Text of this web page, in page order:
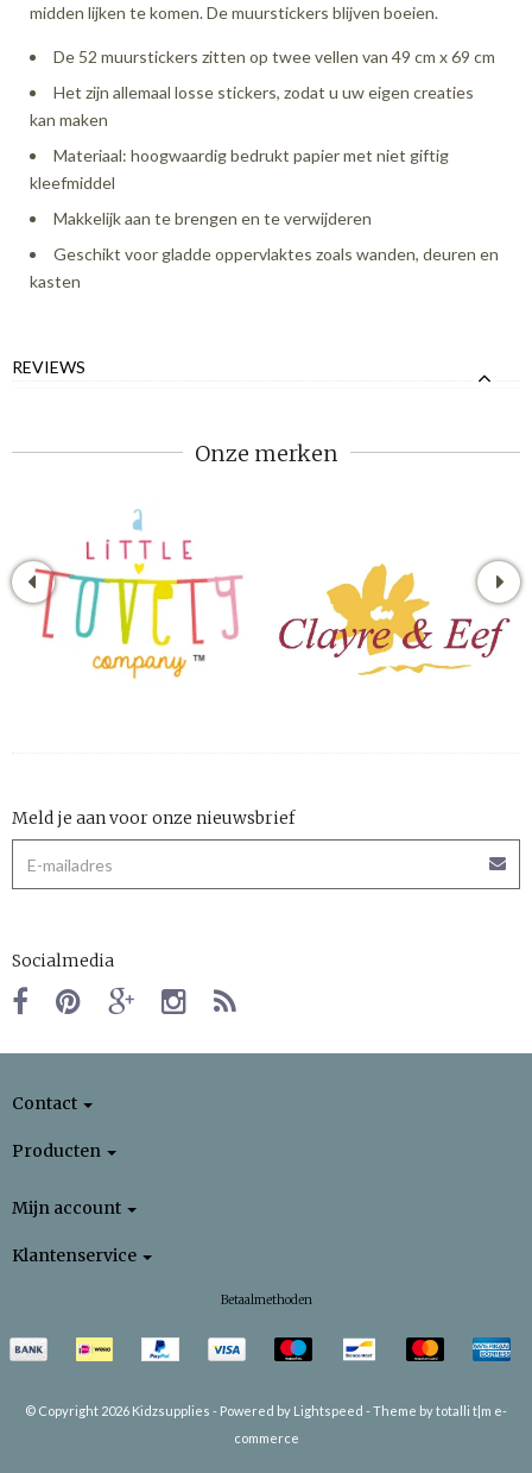
midden lijken te komen. De muurstickers blijven boeien.
De 52 muurstickers zitten op twee vellen van 49 cm x 69 cm
Het zijn allemaal losse stickers, zodat u uw eigen creaties
kan maken
Materiaal: hoogwaardig bedrukt papier met niet giftig
kleefmiddel
Makkelijk aan te brengen en te verwijderen
Geschikt voor gladde oppervlaktes zoals wanden, deuren en
kasten
REVIEWS
Onze merken
Meld je aan voor onze nieuwsbrief
Socialmedia
Contact
Producten
Mijn account
Klantenservice
Betaalmethoden
© Copyright 2026 Kidzsupplies - Powered by Lightspeed -Theme by totalli t|m e-
commerce